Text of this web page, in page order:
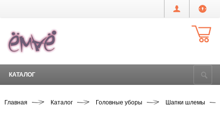
КАТАЛОГ
Главная Каталог Головные уборы Шапки шлемы